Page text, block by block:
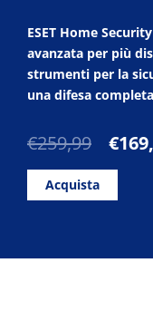
ESET Home
avanzata per più
strumenti per la
una difesa
€259,99
Il
era:
€
Acquista